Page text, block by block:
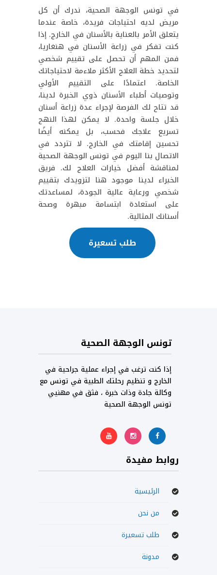
في تونس الوجهة الصحية، ندرك أن كل
مريض لديه احتياجات فريدة، خاصة عندما
يتعلق الأمر بالعناية بالأسنان في الخارج. إذا
كنت تفكر في زراعة الأسنان في هنغاريا،
فمن المهم أن تحصل على تقييم شخصي
لتحديد خطة العلاج الأكثر ملاءمة لاحتياجاتك
الخاصة. اعتمادًا على التقييم الأولي
وتوصيات أطباء الأسنان ذوي الخبرة لدينا،
قد تتاح لك الفرصة لإجراء عدة زراعة أسنان
خلال جلسة واحدة. لا يمكن لهذا النهج
تسريع علاجك فحسب، بل يمكنه أيضًا
تحسين إقامتك في الخارج. لا تتردد في
الاتصال بنا اليوم في تونس الوجهة الصحية
لمناقشة أفضل خيارات العلاج لك. فريق
الخبراء لدينا موجود هنا لتزويدك بتقييم
شخصي ورعاية عالية الجودة، لمساعدتك
على استعادة ابتسامة مبهرة وصحة
أسنانك المثالية.
طلب تسعيرة
تونس الوجهة الصحية
إذا كنت ترغب في إجراء عملية جراحية في
الخارج و تنظيم رحلتك الطبية في تونس مع
وكالة جادة وذات خبرة ، فثق في مهنيي
تونس الوجهة الصحية
روابط مفيدة
الرئيسية
من نحن
طلب تسعيرة
مدونة